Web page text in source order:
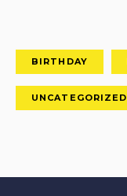
BIRTHDAY
UNCATEGORIZED